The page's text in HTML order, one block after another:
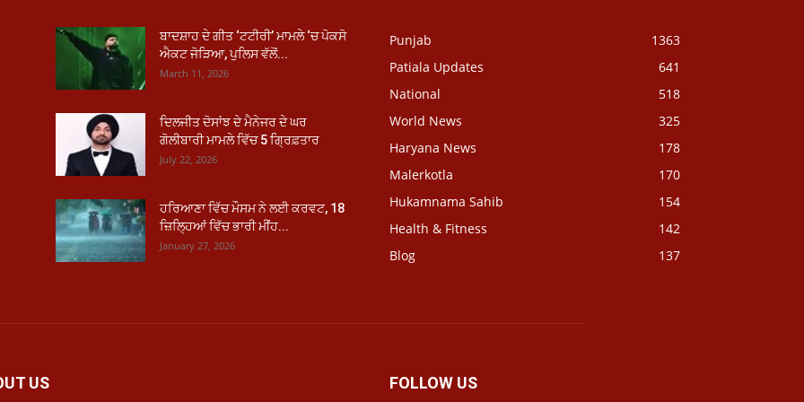
ਬਾਦਸ਼ਾਹ ਦੇ ਗੀਤ ‘ਟਟੀਰੀ’ ਮਾਮਲੇ ‘ਚ ਪੋਕਸੋ
ਐਕਟ ਜੋੜਿਆ, ਪੁਲਿਸ ਵੱਲੋਂ...
March 11, 2026
ਦਿਲਜੀਤ ਦੋਸਾਂਝ ਦੇ ਮੈਨੇਜਰ ਦੇ ਘਰ
ਗੋਲੀਬਾਰੀ ਮਾਮਲੇ ਵਿੱਚ 5 ਗ੍ਰਿਫ਼ਤਾਰ
July 22, 2026
ਹਰਿਆਣਾ ਵਿੱਚ ਮੌਸਮ ਨੇ ਲਈ ਕਰਵਟ, 18
ਜ਼ਿਲ੍ਹਿਆਂ ਵਿੱਚ ਭਾਰੀ ਮੀਂਹ...
January 27, 2026
Punjab
1363
Patiala Updates
641
National
518
World News
325
Haryana News
178
Malerkotla
170
Hukamnama Sahib
154
Health & Fitness
142
Blog
137
US FOLLOW US